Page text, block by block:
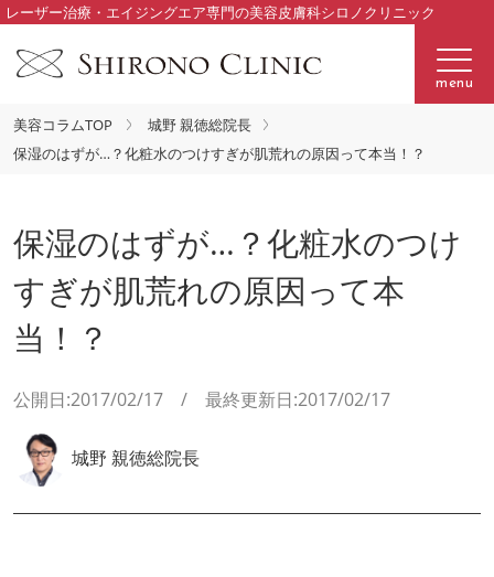
レーザー治療・エイジングエア専門の美容皮膚科シロノクリニック
menu
美容コラムTOP
城野 親徳総院長
保湿のはずが…？化粧水のつけすぎが肌荒れの原因って本当！？
保湿のはずが…？化粧水のつけ
すぎが肌荒れの原因って本
当！？
公開日:2017/02/17 / 最終更新日:2017/02/17
城野 親徳総院長